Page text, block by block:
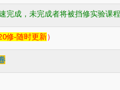
成，未完成者将被挡修实验课程
修-随时更新）